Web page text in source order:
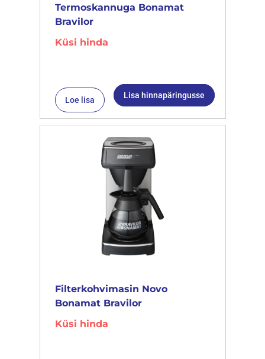
Termoskannuga Bonamat
Bravilor
Küsi hinda
Loe lisa Lisa hinnapäringusse
Filterkohvimasin Novo
Bonamat Bravilor
Küsi hinda